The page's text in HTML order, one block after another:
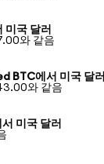
국 달러
와 같음
BTC에서 미국 달러
와 같음
미국 달러